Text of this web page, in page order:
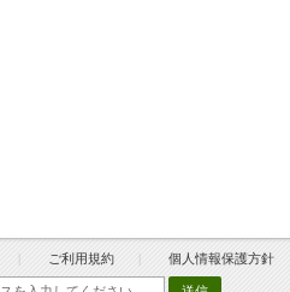
ご利用規約 個人情報保護方針